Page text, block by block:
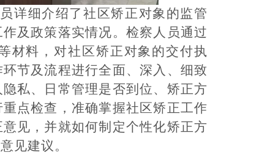
详细介绍了社区矫正对象的监管
及政策落实情况。检察人员通过
材料，对社区矫正对象的交付执
节及流程进行全面、深入、细致
私、日常管理是否到位、矫正方
点检查，准确掌握社区矫正工作
见，并就如何制定个性化矫正方
见建议。